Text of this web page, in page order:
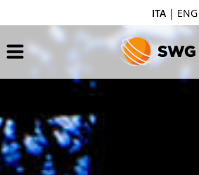
ITA| ENG